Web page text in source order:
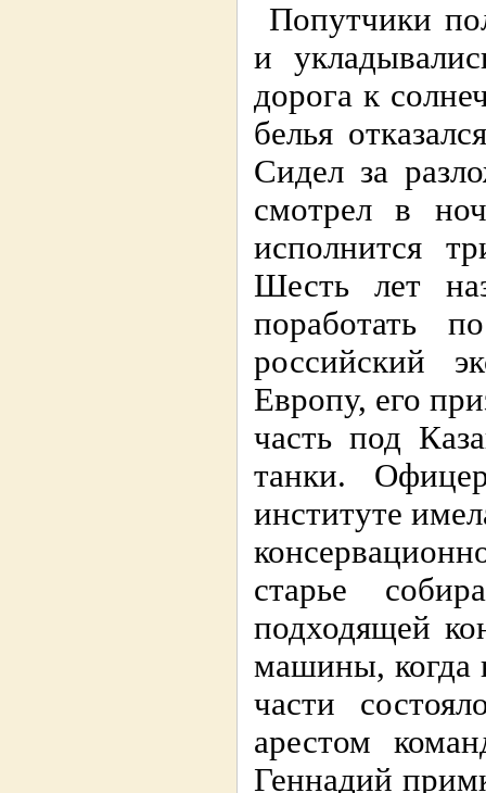
Попутчики
и
дорога к
белья
Сидел за
смотрел в
исполнится
Шесть лет
поработать
российский
Европу, его
часть под
танки.
институте
старье
подходящей
машины, когда
части
арестом
Геннадий